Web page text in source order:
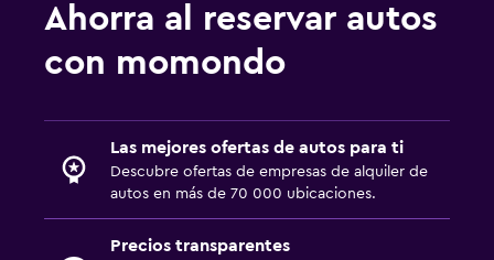
Ahorra al reservar autos
con momondo
Las mejores ofertas de autos para ti
Descubre ofertas de empresas de alquiler de
autos en más de 70 000 ubicaciones.
Precios transparentes